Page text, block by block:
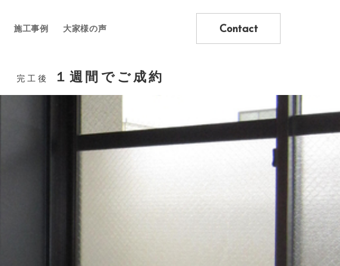
施工事例 大家様の声 Contact
完工後 １週間でご成約